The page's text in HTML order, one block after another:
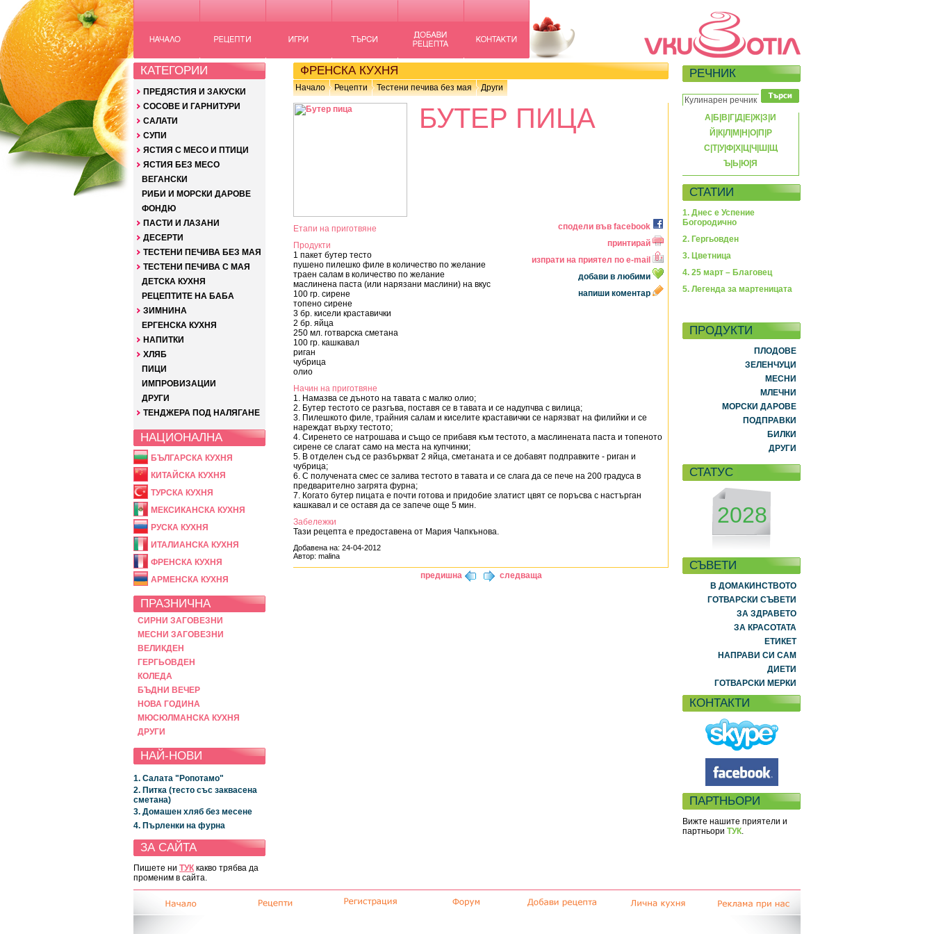
КАТЕГОРИИ
ПРЕДЯСТИЯ И ЗАКУСКИ
СОСОВЕ И ГАРНИТУРИ
САЛАТИ
СУПИ
ЯСТИЯ С МЕСО И ПТИЦИ
ЯСТИЯ БЕЗ МЕСО
ВЕГАНСКИ
РИБИ И МОРСКИ ДАРОВЕ
ФОНДЮ
ПАСТИ И ЛАЗАНИ
ДЕСЕРТИ
ТЕСТЕНИ ПЕЧИВА БЕЗ МАЯ
ТЕСТЕНИ ПЕЧИВА С МАЯ
ДЕТСКА КУХНЯ
РЕЦЕПТИТЕ НА БАБА
ЗИМНИНА
ЕРГЕНСКА КУХНЯ
НАПИТКИ
ХЛЯБ
ПИЦИ
ИМПРОВИЗАЦИИ
ДРУГИ
ТЕНДЖЕРА ПОД НАЛЯГАНЕ
НАЦИОНАЛНА
БЪЛГАРСКА КУХНЯ
КИТАЙСКА КУХНЯ
ТУРСКА КУХНЯ
МЕКСИКАНСКА КУХНЯ
РУСКА КУХНЯ
ИТАЛИАНСКА КУХНЯ
ФРЕНСКА КУХНЯ
АРМЕНСКА КУХНЯ
ПРАЗНИЧНА
СИРНИ ЗАГОВЕЗНИ
МЕСНИ ЗАГОВЕЗНИ
ВЕЛИКДЕН
ГЕРГЬОВДЕН
КОЛЕДА
БЪДНИ ВЕЧЕР
НОВА ГОДИНА
МЮСЮЛМАНСКА КУХНЯ
ДРУГИ
НАЙ-НОВИ
1. Салата "Ропотамо"
2. Питка (тесто със заквасена
сметана)
3. Домашен хляб без месене
4. Пърленки на фурна
ЗА САЙТА
Пишете ни ТУК какво трябва да
променим в сайта.
ФРЕНСКА КУХНЯ
Начало Рецепти Тестени печива без мая Други
БУТЕР ПИЦА
Етапи на приготвяне
Продукти
1 пакет бутер тесто
пушено пилешко филе в количество по желание
траен салам в количество по желание
маслинена паста (или нарязани маслини) на вкус
100 гр. сирене
топено сирене
3 бр. кисели краставички
2 бр. яйца
250 мл. готварска сметана
100 гр. кашкавал
риган
чубрица
олио
сподели във facebook
принтирай
изпрати на приятел по e-mail
добави в любими
напиши коментар
Начин на приготвяне
1. Намазва се дъното на тавата с малко олио;
2. Бутер тестото се разгъва, поставя се в тавата и се надупчва с вилица;
3. Пилешкото филе, трайния салам и киселите краставички се нарязват на филийки и се
нареждат върху тестото;
4. Сиренето се натрошава и също се прибавя към тестото, а маслинената паста и топеното
сирене се слагат само на места на купчинки;
5. В отделен съд се разбъркват 2 яйца, сметаната и се добавят подправките - риган и
чубрица;
6. С получената смес се залива тестото в тавата и се слага да се пече на 200 градуса в
предварително загрята фурна;
7. Когато бутер пицата е почти готова и придобие златист цвят се поръсва с настърган
кашкавал и се оставя да се запече още 5 мин.
Забележки
Тази рецепта е предоставена от Мария Чапкънова.
Добавена на: 24-04-2012
Автор: malina
предишна следваща
РЕЧНИК
А Б В Г Д Е Ж З И
Й К| Л М Н О| П Р
С Т|У|Ф| Х| Ц| Ч Ш Щ
Ъ Ь Ю Я
СТАТИИ
1. Днес е Успение
Богородично
2. Гергьовден
3. Цветница
4. 25 март – Благовец
5. Легенда за мартеницата
ПРОДУКТИ
ПЛОДОВЕ
ЗЕЛЕНЧУЦИ
МЕСНИ
МЛЕЧНИ
МОРСКИ ДАРОВЕ
ПОДПРАВКИ
БИЛКИ
ДРУГИ
СТАТУС
2028
СЪВЕТИ
В ДОМАКИНСТВОТО
ГОТВАРСКИ СЪВЕТИ
ЗА ЗДРАВЕТО
ЗА КРАСОТАТА
ЕТИКЕТ
НАПРАВИ СИ САМ
ДИЕТИ
ГОТВАРСКИ МЕРКИ
КОНТАКТИ
ПАРТНЬОРИ
Вижте нашите приятели и
партньори ТУК.